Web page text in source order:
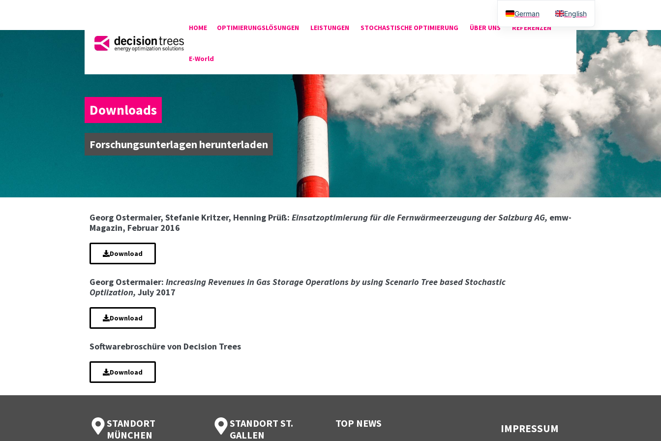
HOME OPTIMIERUNGSLÖSUNGEN LEISTUNGEN STOCHASTISCHE OPTIMIERUNG ÜBER UNS REFERENZEN
E-World
Downloads
Forschungsunterlagen herunterladen
Georg Ostermaier, Stefanie Kritzer, Henning Prüß: Einsatzoptimierung für die Fernwärmeerzeugung der Salzburg AG, emw-
Magazin, Februar 2016
Download
Georg Ostermaier: Increasing Revenues in Gas Storage Operations by using Scenario Tree based Stochastic
Optiization, July 2017
Download
Softwarebroschüre von Decision Trees
Download
STANDORT
MÜNCHEN
STANDORT ST.
GALLEN
TOP NEWS IMPRESSUM
German English